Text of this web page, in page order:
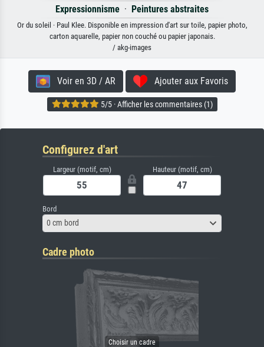
Expressionnisme · Peintures abstraites
Or du soleil · Paul Klee. Disponible en impression d'art sur toile, papier photo,
carton aquarelle, papier non couché ou papier japonais.
/ akg-images
Voir en 3D / AR Ajouter aux Favoris
5/5 · Afficher les commentaires (1)
Configurez d'art
Largeur (motif, cm) Hauteur (motif, cm)
Bord
0 cm bord
Cadre photo